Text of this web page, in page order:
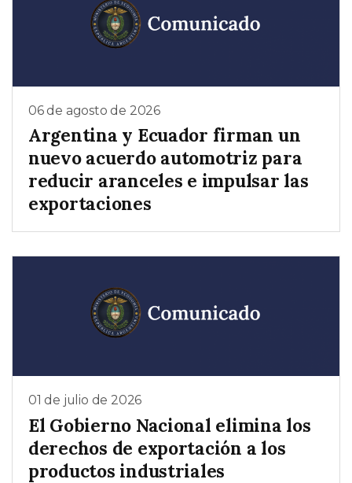
06 de agosto de 2026
Argentina y Ecuador firman un
nuevo acuerdo automotriz para
reducir aranceles e impulsar las
exportaciones
01 de julio de 2026
El Gobierno Nacional elimina los
derechos de exportación a los
productos industriales